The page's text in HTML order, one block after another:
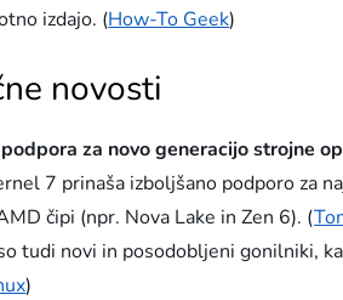
izdajo. (How-To Geek)
novosti
za novo generacijo strojne
7 prinaša izboljšano podporo za
čipi (npr. Nova Lake in Zen 6). (
tudi novi in posodobljeni gonilniki,
)